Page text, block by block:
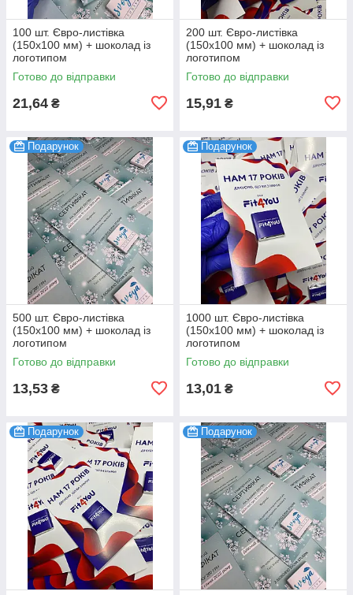
100 шт. Євро-листівка
(150х100 мм) + шоколад із
логотипом
Готово до відправки
21,64 ₴
200 шт. Євро-листівка
(150х100 мм) + шоколад із
логотипом
Готово до відправки
15,91 ₴
Подарунок
500 шт. Євро-листівка
(150х100 мм) + шоколад із
логотипом
Готово до відправки
13,53 ₴
Подарунок
1000 шт. Євро-листівка
(150х100 мм) + шоколад із
логотипом
Готово до відправки
13,01 ₴
Подарунок Подарунок